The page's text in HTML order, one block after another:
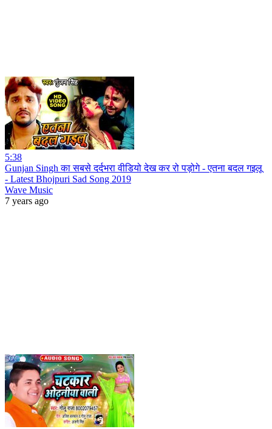
5:38
Gunjan Singh का सबसे दर्दभरा वीडियो देख कर रो पड़ोगे - एतना बदल गइलू
- Latest Bhojpuri Sad Song 2019
Wave Music
7 years ago